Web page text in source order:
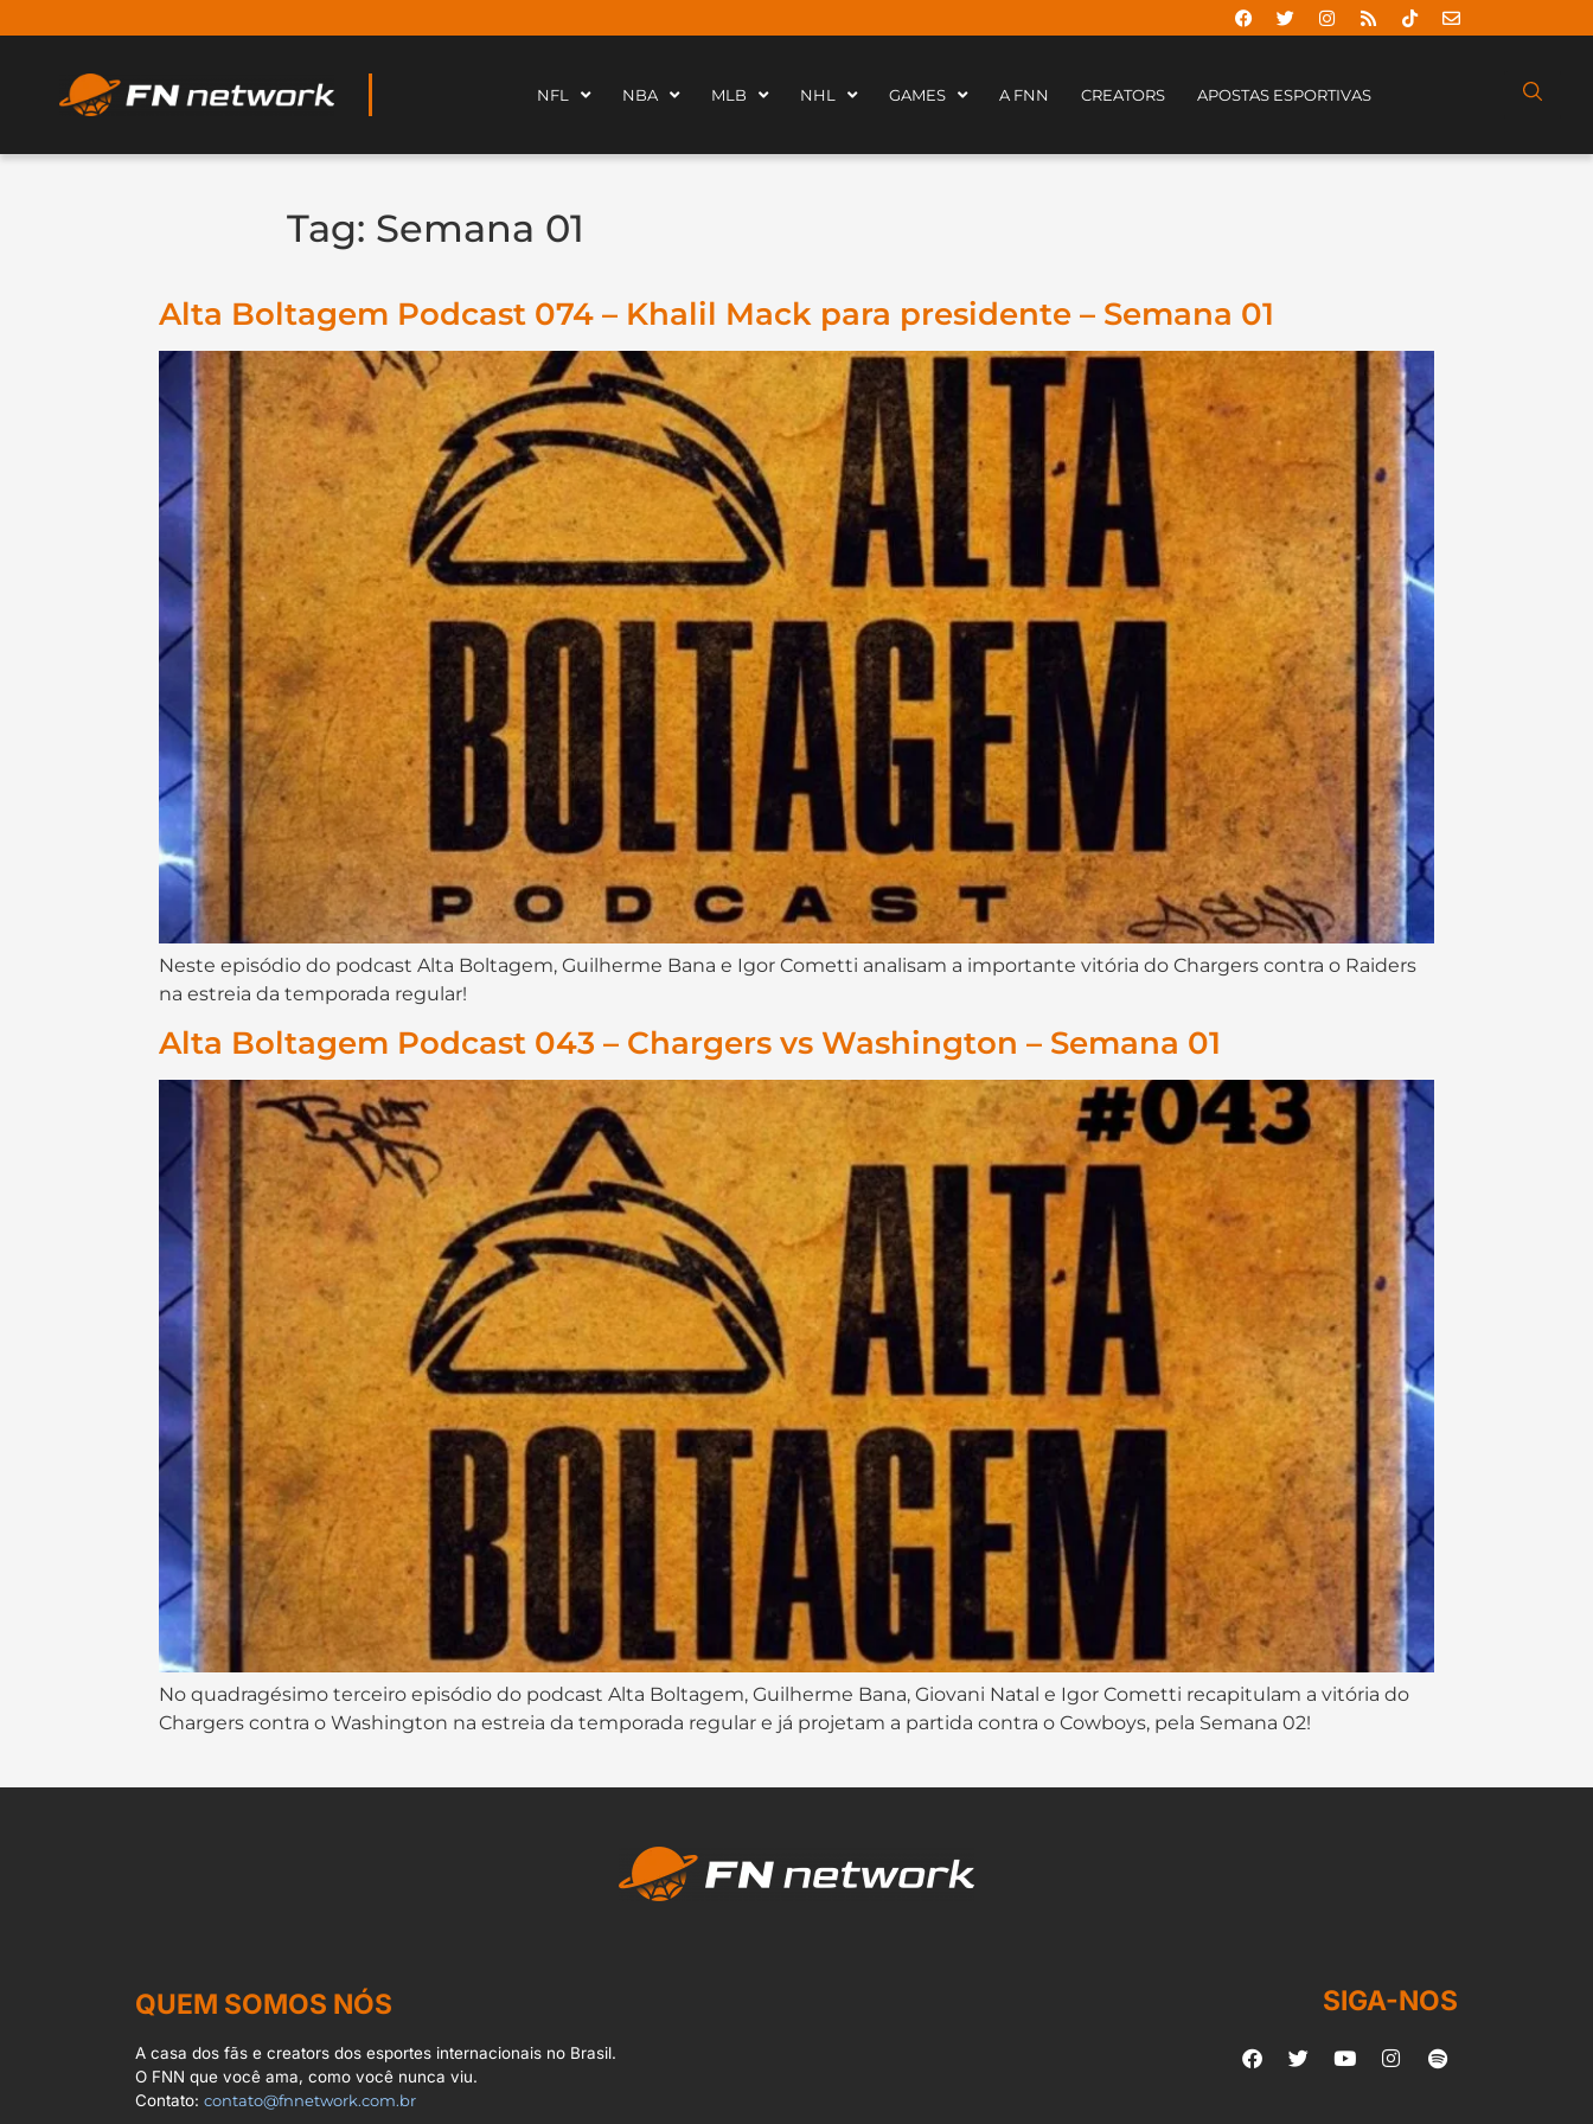
NFL NBA MLB NHL GAMES A FNN CREATORS APOSTAS ESPORTIVAS
Tag: Semana 01
Alta Boltagem Podcast 074 – Khalil Mack para presidente – Semana 01
Neste episódio do podcast Alta Boltagem, Guilherme Bana e Igor Cometti analisam a importante vitória do Chargers contra o Raiders
na estreia da temporada regular!
Alta Boltagem Podcast 043 – Chargers vs Washington – Semana 01
No quadragésimo terceiro episódio do podcast Alta Boltagem, Guilherme Bana, Giovani Natal e Igor Cometti recapitulam a vitória do
Chargers contra o Washington na estreia da temporada regular e já projetam a partida contra o Cowboys, pela Semana 02!
QUEM SOMOS NÓS
A casa dos fãs e creators dos esportes internacionais no Brasil.
O FNN que você ama, como você nunca viu.
Contato:contato@fnnetwork.com.br
SIGA-NOS